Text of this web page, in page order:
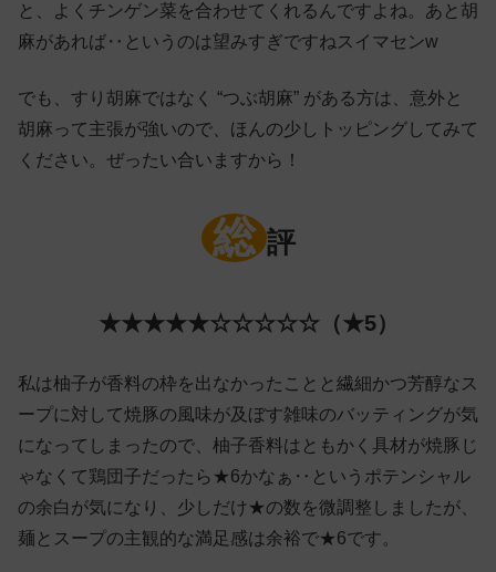
と、よくチンゲン菜を合わせてくれるんですよね。あと胡
麻があれば‥というのは望みすぎですねスイマセンw
でも、すり胡麻ではなく “つぶ胡麻” がある方は、意外と
胡麻って主張が強いので、ほんの少しトッピングしてみて
ください。ぜったい合いますから！
総 評
★★★★★☆☆☆☆☆（★5）
私は柚子が香料の枠を出なかったことと繊細かつ芳醇なス
ープに対して焼豚の風味が及ぼす雑味のバッティングが気
になってしまったので、柚子香料はともかく具材が焼豚じ
ゃなくて鶏団子だったら★6かなぁ‥というポテンシャル
の余白が気になり、少しだけ★の数を微調整しましたが、
麺とスープの主観的な満足感は余裕で★6です。